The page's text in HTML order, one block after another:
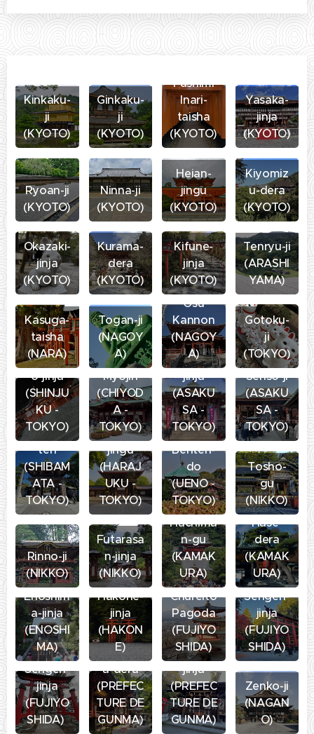
Kinkaku-
ji
(KYOTO)
Ginkaku-
ji
(KYOTO)
Fushimi
Inari-
taisha
(KYOTO)
Yasaka-
jinja
(KYOTO)
Ryoan-ji
(KYOTO)
Ninna-ji
(KYOTO)
Heian-
jingu
(KYOTO)
Kiyomiz
u-dera
(KYOTO)
Okazaki-
jinja
(KYOTO)
Kurama-
dera
(KYOTO)
Kifune-
jinja
(KYOTO)
Tenryu-ji
(ARASHI
YAMA)
Kasuga-
taisha
(NARA)
Togan-ji
(NAGOY
A)
Osu
Kannon
(NAGOY
A)
Gotoku-
ji
(TOKYO)
Hanazon
o-jinja
(SHINJU
KU -
TOKYO)
Kanda
Myojin
(CHIYOD
A -
TOKYO)
Imado-
jinja
(ASAKU
SA -
TOKYO)
Senso-ji
(ASAKU
SA -
TOKYO)
Shibama
ta
Taishaku
ten
(SHIBAM
ATA -
TOKYO)
Meiju-
jingu
(HARAJ
UKU -
TOKYO)
Benten-
do
(UENO -
TOKYO)
Tosho-
gu
(NIKKO)
Rinno-ji
(NIKKO)
Futarasa
n-jinja
(NIKKO)
Tsuruga
oka
Hachima
n-gu
(KAMAK
URA)
Hase-
dera
(KAMAK
URA)
Enoshim
a-jinja
(ENOSHI
MA)
Hakone-
jinja
(HAKON
E)
Chureito
Pagoda
(FUJIYO
SHIDA)
Kitaguch
i Hongu
Fuji
Sengen-
jinja
(FUJIYO
SHIDA)
Oasumi
Omuro
Sengen-
jinja
(FUJIYO
SHIDA)
Mizusaw
a-dera
(PREFEC
TURE DE
GUNMA)
Ikaho-
jinja
(PREFEC
TURE DE
GUNMA)
Zenko-ji
(NAGAN
O)